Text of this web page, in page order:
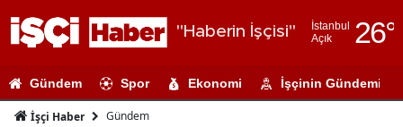
"Haberin İşçisi"
İstanbul
Açık
26°
Adıyaman
Gündem Spor Ekonomi İşçinin Gündemi
İşçi Haber Gündem